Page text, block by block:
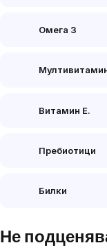
Омега 3
Витамин Е.
Пребиотици
Билки
Не